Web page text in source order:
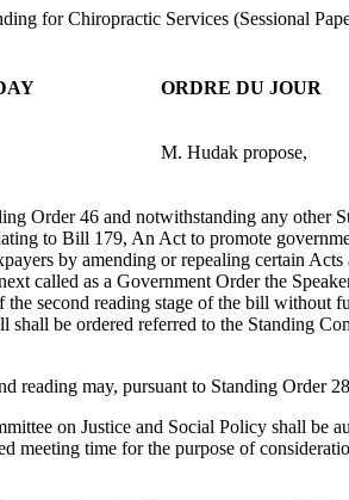
for Chiropractic Services (Sessional
ORDRE DU JOUR
M. Hudak propose,
Order 46 and notwithstanding any other
to Bill 179, An Act to promote
by amending or repealing certain
called as a Government Order the
the second reading stage of the bill without
shall be ordered referred to the Standing
reading may, pursuant to Standing Order
on Justice and Social Policy shall be
meeting time for the purpose of